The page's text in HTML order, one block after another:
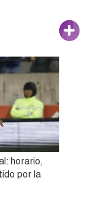
horario,
por la